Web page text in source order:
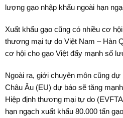
lượng gạo nhập khẩu ngoài hạn
Xuất khẩu gạo cũng có nhiều cơ
thương mại tự do Việt Nam – Hàn
cơ hội cho gạo Việt đẩy mạnh số
Ngoài ra, giới chuyên môn cũng
Châu Âu (EU) dự báo sẽ tăng
Hiệp định thương mại tự do
hạn ngạch xuất khẩu 80.000 tấn